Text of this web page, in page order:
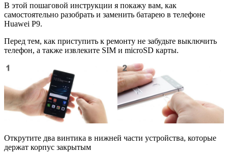
В этой пошаговой инструкции я покажу вам, как
самостоятельно разобрать и заменить батарею в телефоне
Huawei P9.
Перед тем, как приступить к ремонту не забудьте выключить
телефон, а также извлеките SIM и microSD карты.
Открутите два винтика в нижней части устройства, которые
держат корпус закрытым